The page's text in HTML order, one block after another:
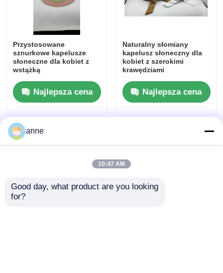
Przystosowane
sznurkowe kapelusze
słoneczne dla kobiet z
wstążką
Najlepsza cena
Naturalny słomiany
kapelusz słoneczny dla
kobiet z szerokimi
krawędziami
Najlepsza cena
anne
10:47 AM
Good day, what product are you looking
for?